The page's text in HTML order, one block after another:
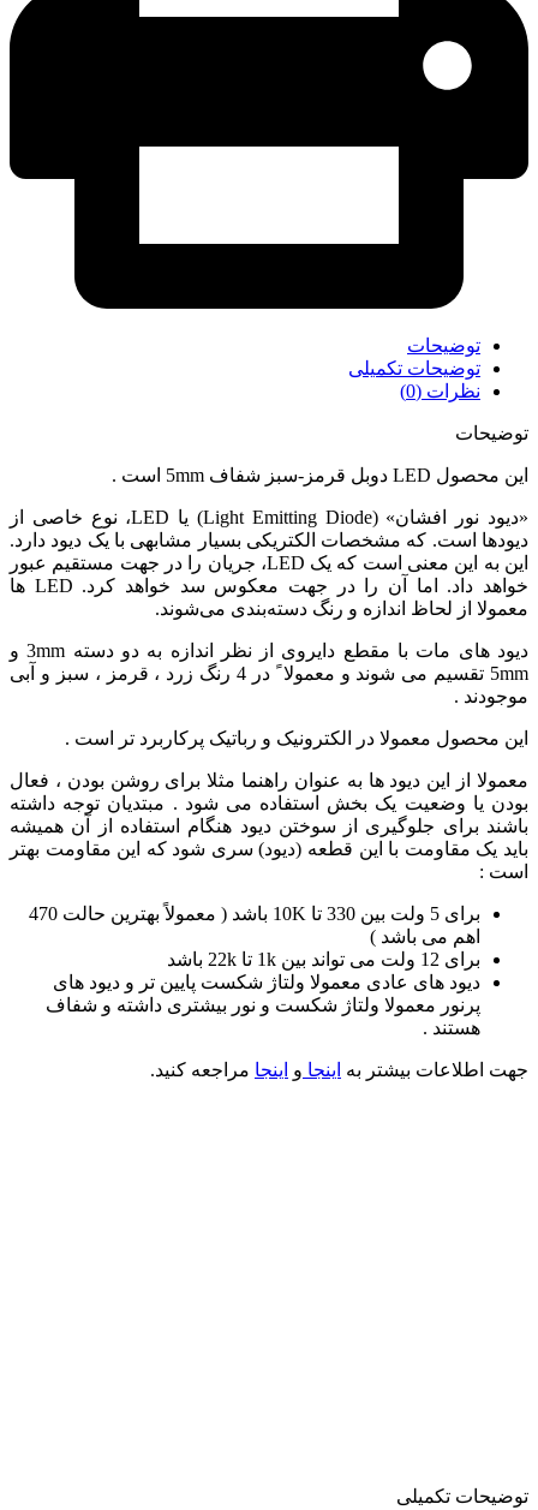
توضیحات
توضیحات تکمیلی
نظرات (0)
توضیحات
این محصول LED دوبل قرمز-سبز شفاف 5mm است .
«دیود نور افشان» (Light Emitting Diode) یا LED، نوع خاصی از
دیودها است. که مشخصات الکتریکی بسیار مشابهی با یک دیود دارد.
این به این معنی است که یک LED، جریان را در جهت مستقیم عبور
خواهد داد. اما آن را در جهت معکوس سد خواهد کرد. LED ها
معمولا از لحاظ اندازه و رنگ دسته‌بندی می‌شوند.
دیود های مات با مقطع دایروی از نظر اندازه به دو دسته 3mm و
5mm تقسیم می شوند و معمولا ً در 4 رنگ زرد ، قرمز ، سبز و آبی
موجودند .
این محصول معمولا در الکترونیک و رباتیک پرکاربرد تر است .
معمولا از این دیود ها به عنوان راهنما مثلا برای روشن بودن ، فعال
بودن یا وضعیت یک بخش استفاده می شود . مبتدیان توجه داشته
باشند برای جلوگیری از سوختن دیود هنگام استفاده از آن همیشه
باید یک مقاومت با این قطعه (دیود) سری شود که این مقاومت بهتر
است :
برای 5 ولت بین 330 تا 10K باشد ( معمولاً بهترین حالت 470
اهم می باشد )
برای 12 ولت می تواند بین 1k تا 22k باشد
دیود های عادی معمولا ولتاژ شکست پایین تر و دیود های
پرنور معمولا ولتاژ شکست و نور بیشتری داشته و شفاف
هستند .
جهت اطلاعات بیشتر به اینجا و اینجا مراجعه کنید.
توضیحات تکمیلی